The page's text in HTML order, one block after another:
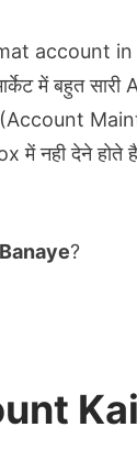
account in
में बहुत
में नही देने
?